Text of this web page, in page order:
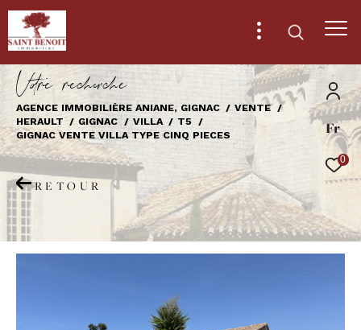
Fr
0
Vore recece
AGENCE IMMOBILIÈRE ANIANE, GIGNAC
VENTE
HERAULT
GIGNAC VILLA
T5
GIGNAC VENTE VILLA TYPE CINQ PIECES
RETOUR
Effectuer une recherche
et trouver le bien qui correspond à vos
critères
Type
d'offre
Vente